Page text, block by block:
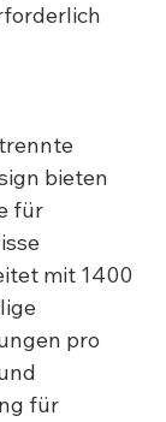
bieten
für
mit 1400
pro
für